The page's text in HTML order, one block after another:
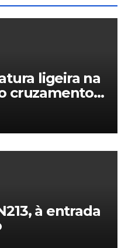
ligeira na
cruzamento
à entrada